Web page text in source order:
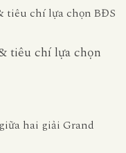
tiêu chí lựa chọn